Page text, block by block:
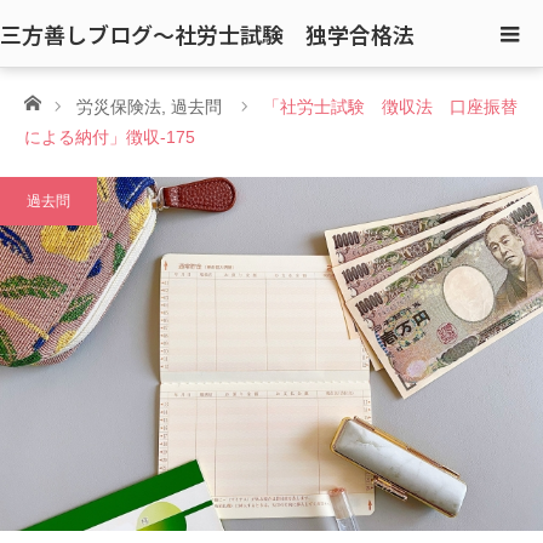
三方善しブログ〜社労士試験 独学合格法
ホーム労災保険法 過去問
「社労士試験 徴収法 口座振替
による納付」徴収-175
過去問